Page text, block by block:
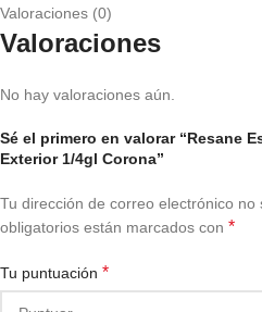
Valoraciones (0)
Valoraciones
No hay valoraciones aún.
Sé el primero en valorar “Resane
Exterior 1/4gl Corona”
Tu dirección de correo electrónico no
obligatorios están marcados con *
Tu puntuación *